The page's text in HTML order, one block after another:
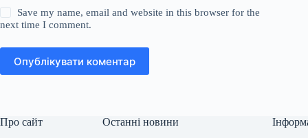
Save my name, email and website in this browser for the
next time I comment.
Опублікувати коментар
Про сайт
Останні новини